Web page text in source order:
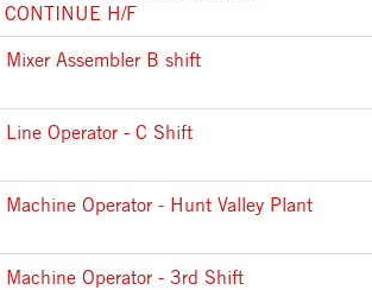
CONTINUE H/F
Mixer Assembler B shift
Line Operator - C Shift
Machine Operator - Hunt Valley Plant
Machine Operator - 3rd Shift